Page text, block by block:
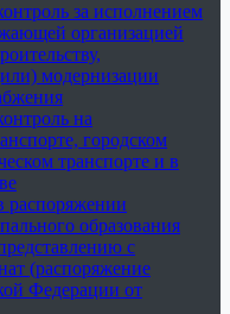
за исполнением
организацией
модернизации
на
городском
транспорте и в
распоряжении
образования
с
(распоряжение
Федерации от